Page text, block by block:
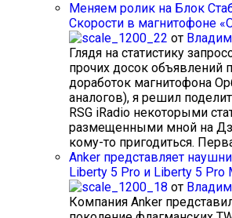
Меняем ролик на Блок
Скорости в магнитофоне
от
Глядя на статистику
прочих досок объявлений
доработок магнитофона
аналогов), я решил
RSG iRadio некоторыми
размещенными мной на
кому-то пригодиться.
Anker представляет
Liberty 5 Pro и Liberty 5 Pro
от
Компания Anker